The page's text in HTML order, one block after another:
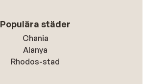
Populära städer
Chania
Alanya
Rhodos-stad